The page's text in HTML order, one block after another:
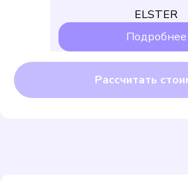
ELSTER
Подробнее
Выбрать